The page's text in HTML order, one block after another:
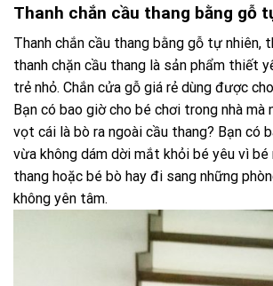
Thanh chắn cầu thang bằng gỗ
Thanh chắn cầu thang bằng gỗ tự nhiên,
thanh chặn cầu thang là sản phẩm thiết
trẻ nhỏ. Chắn cửa gỗ giá rẻ dùng được
Bạn có bao giờ cho bé chơi trong nhà mà
vọt cái là bò ra ngoài cầu thang? Bạn có
vừa không dám dời mắt khỏi bé yêu vì
thang hoặc bé bò hay đi sang những
không yên tâm.